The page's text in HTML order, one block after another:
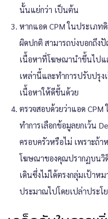
นั้นแย่กว่า เป็นต้น
หากแอด CPM ในประเภท
ผิดปกติ สามารถบ่งบอกถึง
เนื้อหาที่โฆษณานำขึ้นไปแ
เหล่านี้และทำการปรับปรุง
เนื้อหาให้ดีขึ้นด้วย
ตรวจสอบด้วยว่าแอด
ทำการเลือกข้อมูลยกเว้น
ครอบครัวหรือไม่ เพราะถ้า
โฆษณาของคุณปรากฏบนวิ
เดินซึ่งไม่ได้ตรงกลุ่มเป้าห
ประมาณไปโดยเปล่าประโ